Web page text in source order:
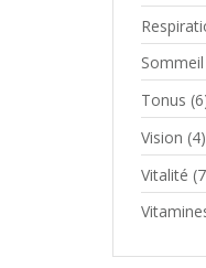
Sommeil
Tonus
Vision (4)
Vitalité